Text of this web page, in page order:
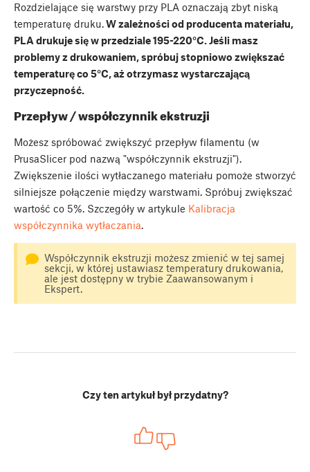
Rozdzielające się warstwy przy PLA oznaczają zbyt niską
temperaturę druku.W zależności od producenta materiału,
PLA drukuje się w przedziale 195-220°C. Jeśli masz
problemy z drukowaniem, spróbuj stopniowo zwiększać
temperaturę co 5°C, aż otrzymasz wystarczającą
przyczepność.
Przepływ / współczynnik ekstruzji
Możesz spróbować zwiększyć przepływ filamentu (w
PrusaSlicer pod nazwą "współczynnik ekstruzji").
Zwiększenie ilości wytłaczanego materiału pomoże stworzyć
silniejsze połączenie między warstwami. Spróbuj zwiększać
wartość co 5%. Szczegóły w artykule Kalibracja
współczynnika wytłaczania.
Współczynnik ekstruzji możesz zmienić w tej samej
sekcji, w której ustawiasz temperatury drukowania,
ale jest dostępny w trybie Zaawansowanym i
Ekspert.
Czy ten artykuł był przydatny?